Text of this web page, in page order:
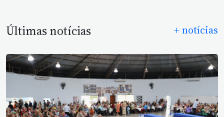
Últimas notícias + notícias